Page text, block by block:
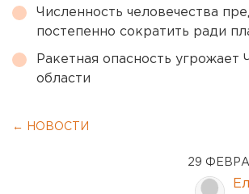
Численность человечества
постепенно сократить ради
Ракетная опасность угрожает
области
← НОВОСТИ
29